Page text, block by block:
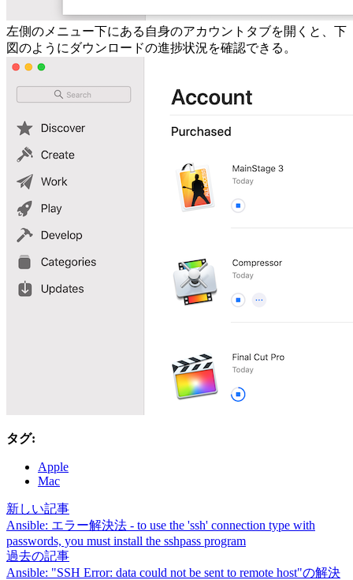
左側のメニュー下にある自身のアカウントタブを開くと、下
図のようにダウンロードの進捗状況を確認できる。
タグ:
Apple
Mac
新しい記事
Ansible: エラー解決法 - to use the 'ssh' connection type with
passwords, you must install the sshpass program
過去の記事
Ansible: "SSH Error: data could not be sent to remote host"の解決